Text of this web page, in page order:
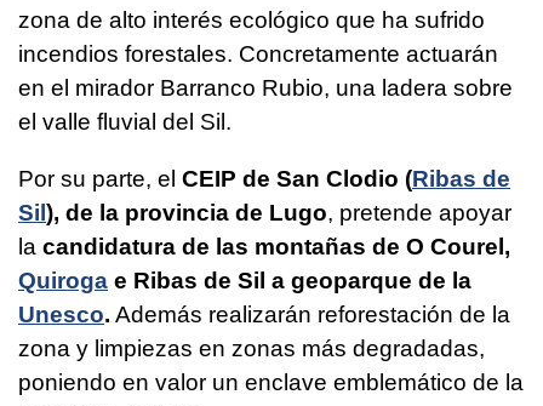
zona de alto interés ecológico que ha sufrido
incendios forestales. Concretamente actuarán
en el mirador Barranco Rubio, una ladera sobre
el valle fluvial del Sil.
Por su parte, el CEIP de San Clodio (Ribas de
Sil), de la provincia de Lugo, pretende apoyar
la candidatura de las montañas de O Courel,
Quiroga e Ribas de Sil a geoparque de la
Unesco. Además realizarán reforestación de la
zona y limpiezas en zonas más degradadas,
poniendo en valor un enclave emblemático de la